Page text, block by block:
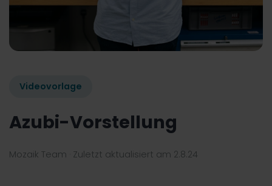
Videovorlage
Azubi-Vorstellung
Mozaik Team · Zuletzt aktualisiert am 2.8.24